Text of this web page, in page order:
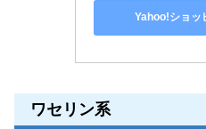
Yahoo!ショッ
ワセリン系